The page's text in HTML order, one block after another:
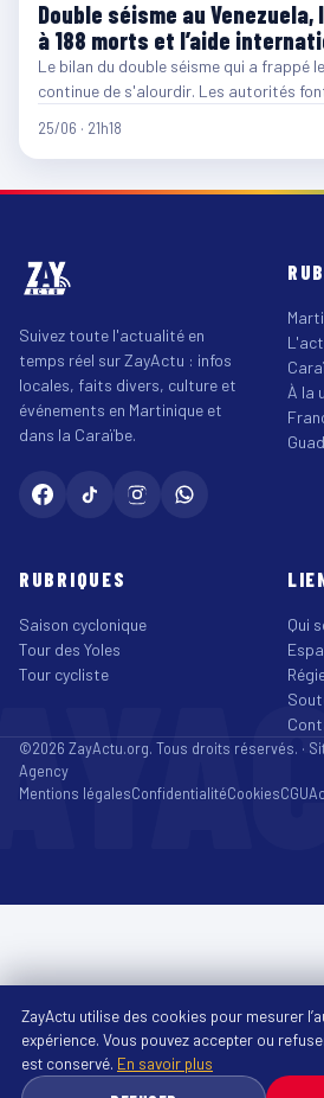
Double séisme au
à 188 morts et l’aide
Le bilan du double séisme qui a frappé
continue de s'alourdir. Les autorités
25/06 · 21h18
Suivez toute l'actualité en
temps réel sur ZayActu : infos
locales, faits divers, culture et
événements en Martinique et
dans la Caraïbe.
À la
RUBRIQUES
Saison cyclonique
Tour des Yoles
Tour cycliste
Qui
©2026 ZayActu.org. Tous droits réservés. ·
Agency
Mentions légalesConfidentialitéCookiesCGU
ZayActu utilise des cookies pour mesurer
expérience. Vous pouvez accepter ou
est conservé. En savoir plus